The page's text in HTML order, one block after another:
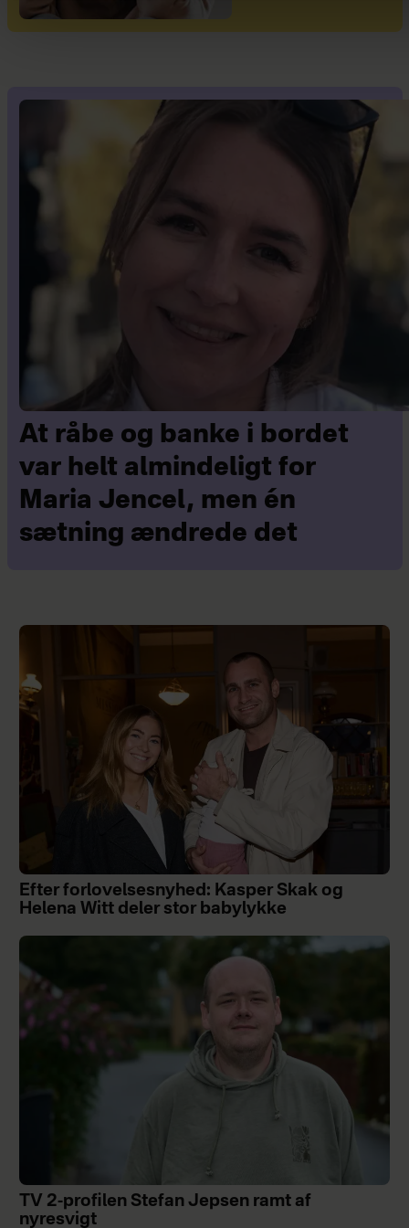
At råbe og banke i bordet
var helt almindeligt for
Maria Jencel, men én
sætning ændrede det
Efter forlovelsesnyhed: Kasper Skak og
Helena Witt deler stor babylykke
TV 2-profilen Stefan Jepsen ramt af
nyresvigt